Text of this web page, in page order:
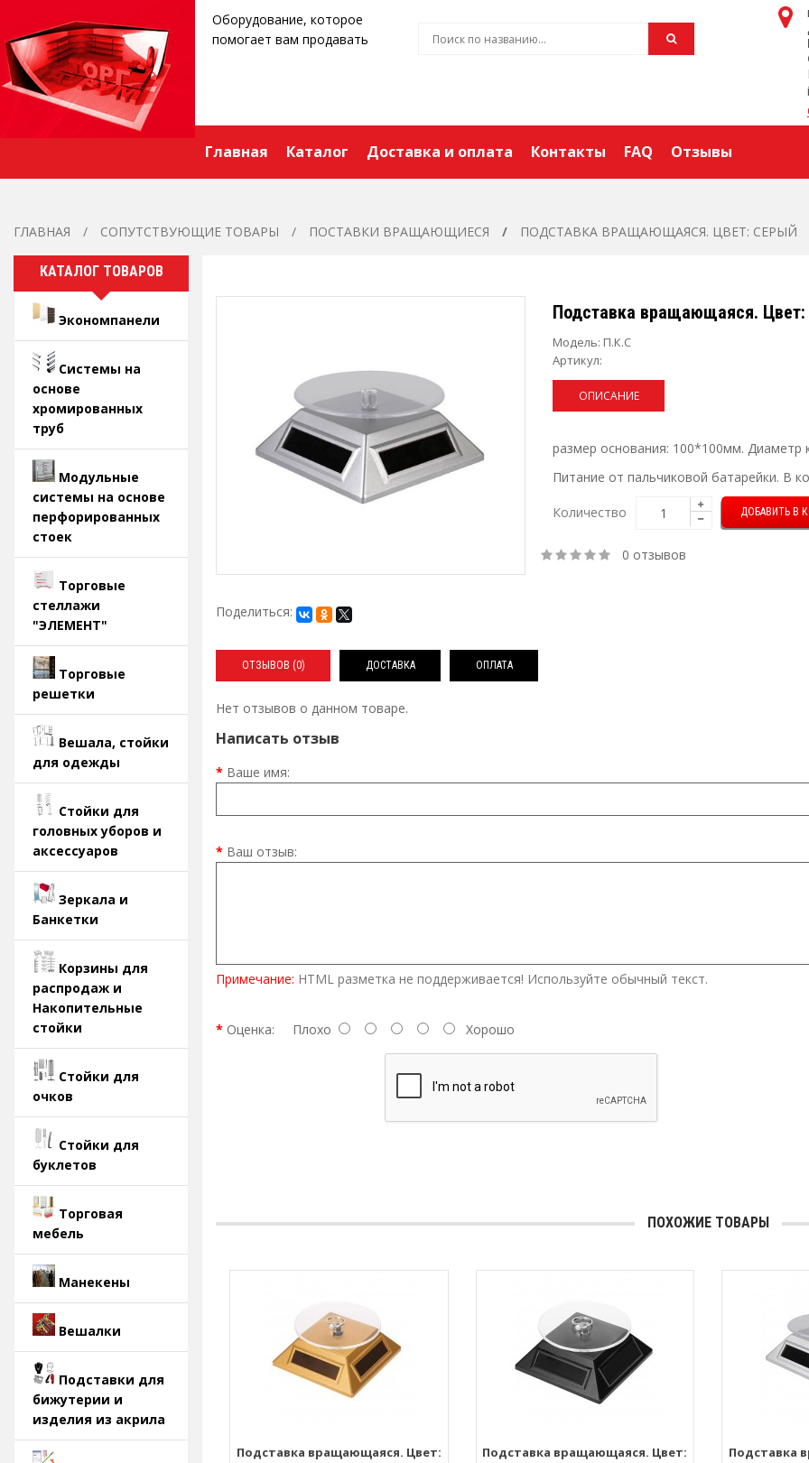
Оборудование, которое
помогает вам продавать
Главная Каталог Доставка и оплата Контакты FAQ Отзывы
ГЛАВНАЯ СОПУТСТВУЮЩИЕ ТОВАРЫ ПОСТАВКИ ВРАЩАЮЩИЕСЯ ПОДСТАВКА ВРАЩАЮЩАЯСЯ. ЦВЕТ: СЕРЫЙ
КАТАЛОГ ТОВАРОВ
Экономпанели
Системы на
основе
хромированных
труб
Модульные
системы на основе
перфорированных
стоек
Торговые
стеллажи
"ЭЛЕМЕНТ"
Торговые
решетки
Вешала, стойки
для одежды
Стойки для
головных уборов и
аксессуаров
Зеркала и
Банкетки
Корзины для
распродаж и
Накопительные
стойки
Стойки для
очков
Стойки для
буклетов
Торговая
мебель
Манекены
Вешалки
Подставки для
бижутерии и
изделия из акрила
Подставка вращающаяся.
Модель: П.К.С
Артикул:
ОПИСАНИЕ
размер основания: 100*100мм. Диаметр
Питание от пальчиковой батарейки. В
Количество
0 отзывов
Поделиться:
ОТЗЫВОВ (0) ДОСТАВКА ОПЛАТА
Нет отзывов о данном товаре.
Написать отзыв
Ваше имя:
Ваш отзыв:
Примечание: HTML разметка не поддерживается! Используйте обычный текст.
Оценка: Плохо Хорошо
ПОХОЖИЕ ТОВАРЫ
Подставка вращающаяся. Цвет:
Подставка вращающаяся. Цвет:
Подставка